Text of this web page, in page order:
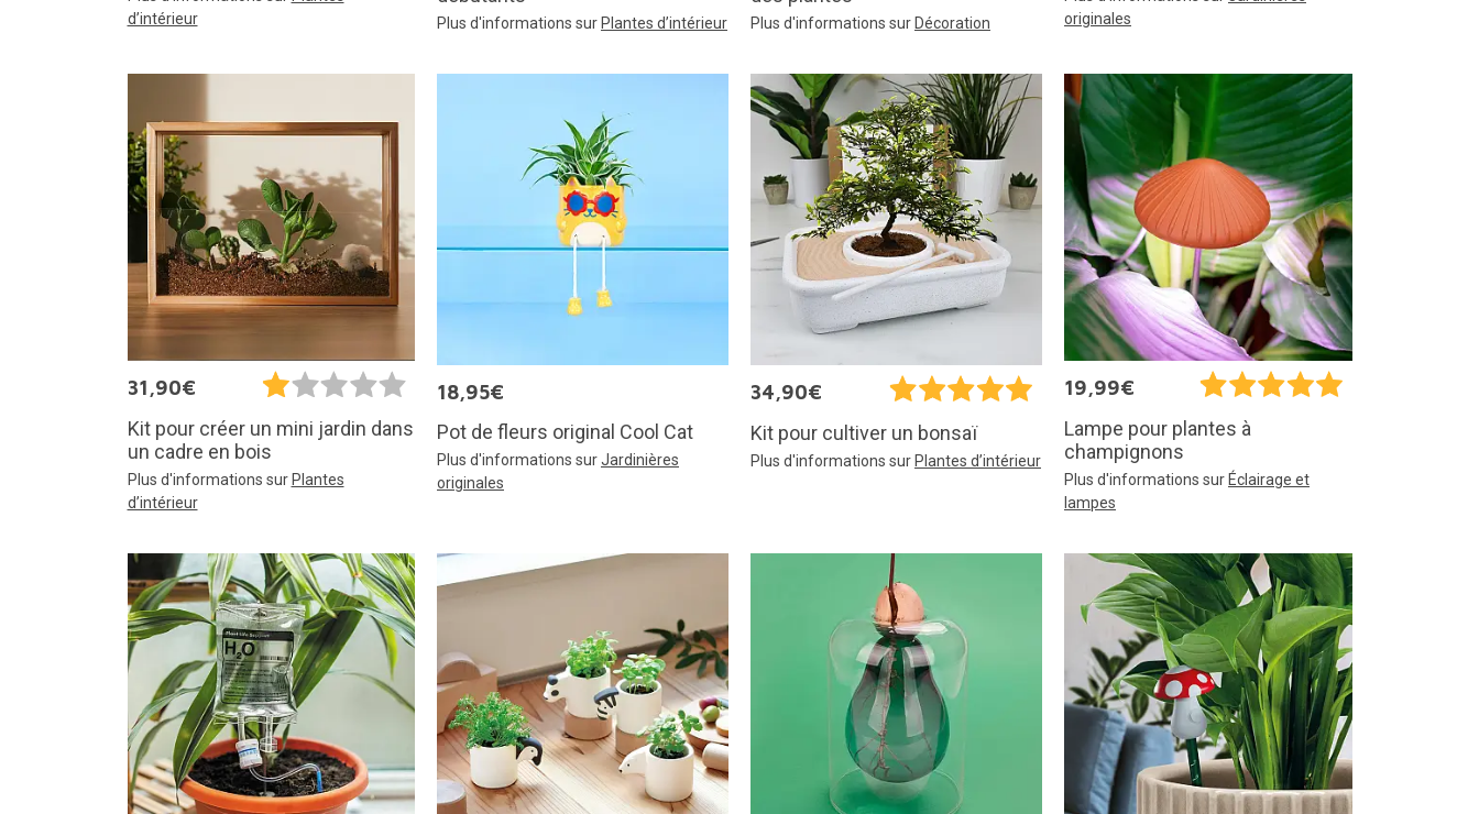
d’intérieur
Plus d'informations sur Plantes d’intérieur Plus d'informations sur Décoration
originales
31,90€
Kit pour créer un mini jardin dans
un cadre en bois
Plus d'informations sur Plantes
d’intérieur
18,95€
Pot de fleurs original Cool Cat
Plus d'informations surJardinières
originales
34,90€
Kit pour cultiver un bonsaï
Plus d'informations sur Plantes d’intérieur
19,99€
Lampe pour plantes à
champignons
Plus d'informations sur Éclairage et
lampes